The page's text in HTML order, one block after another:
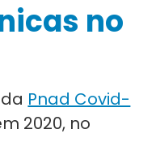
no
Pnad Covid-
2020, no